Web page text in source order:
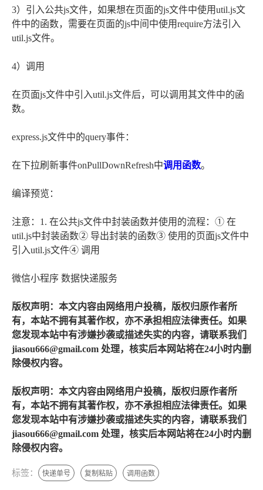
3）引入公共js文件，如果想在页面的js文件中使用util.js文
件中的函数，需要在页面的js中间中使用require方法引入
util.js文件。
4）调用
在页面js文件中引入util.js文件后，可以调用其文件中的函
数。
express.js文件中的query事件：
在下拉刷新事件onPullDownRefresh中调用函数。
编译预览：
注意：1. 在公共js文件中封装函数并使用的流程：① 在
util.js中封装函数② 导出封装的函数③ 使用的页面js文件中
引入util.js文件④ 调用
微信小程序 数据快递服务
版权声明：本文内容由网络用户投稿，版权归原作者所
有，本站不拥有其著作权，亦不承担相应法律责任。如果
您发现本站中有涉嫌抄袭或描述失实的内容，请联系我们
jiasou666@gmail.com 处理，核实后本网站将在24小时内删
除侵权内容。
版权声明：本文内容由网络用户投稿，版权归原作者所
有，本站不拥有其著作权，亦不承担相应法律责任。如果
您发现本站中有涉嫌抄袭或描述失实的内容，请联系我们
jiasou666@gmail.com 处理，核实后本网站将在24小时内删
除侵权内容。
标签： 快递单号 复制粘贴 调用函数